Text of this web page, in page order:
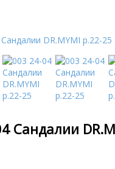
Сандалии